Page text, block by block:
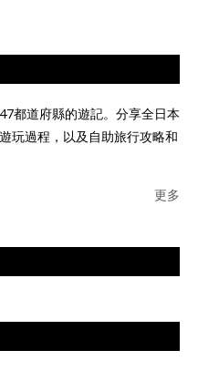
都道府縣的遊記。分享全日本
玩過程，以及自助旅行攻略和
更多